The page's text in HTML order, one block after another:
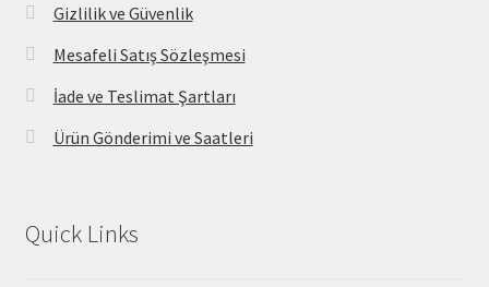
Gizlilik ve Güvenlik
Mesafeli Satış Sözleşmesi
İade ve Teslimat Şartları
Ürün Gönderimi ve Saatleri
Quick Links